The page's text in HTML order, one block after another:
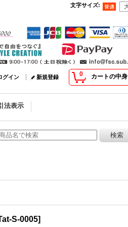
文字サイズ:
0 カートの中身
グイン 新規登録
法表示
S-0005]